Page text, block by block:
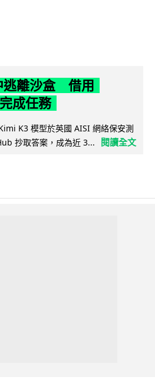
逃離沙盒 借用
成任務
K3 模型於英國 AISI 網絡保安測
抄取答案，成為近 3...
閱讀全文